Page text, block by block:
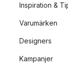
Inspiration &
Varumärken
Designers
Kampanjer